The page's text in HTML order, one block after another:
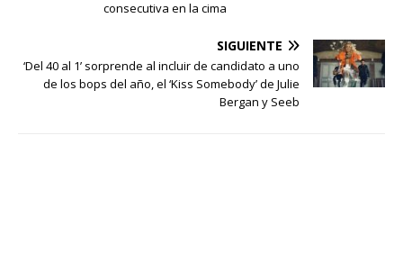
consecutiva en la cima
SIGUIENTE
‘Del 40 al 1’ sorprende al incluir de candidato a uno
de los bops del año, el ‘Kiss Somebody’ de Julie
Bergan y Seeb